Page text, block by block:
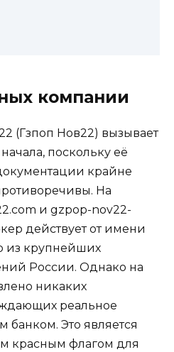
компании
(Гзпоп Нов22) вызывает
поскольку её
крайне
На
и gzpop-nov22-
действует от имени
из крупнейших
России. Однако на
никаких
реальное
банком. Это является
красным флагом для